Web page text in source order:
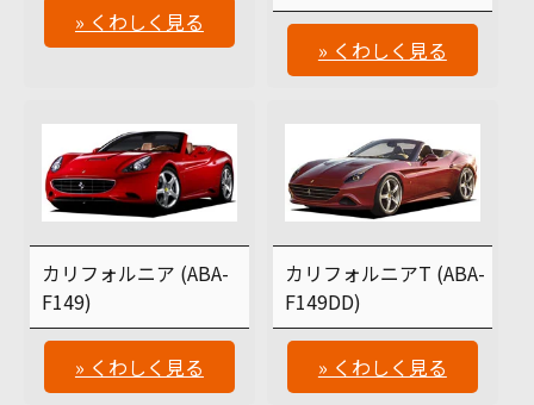
» くわしく見る
» くわしく見る
カリフォルニア (ABA-
F149)
» くわしく見る
カリフォルニアT (ABA-
F149DD)
» くわしく見る